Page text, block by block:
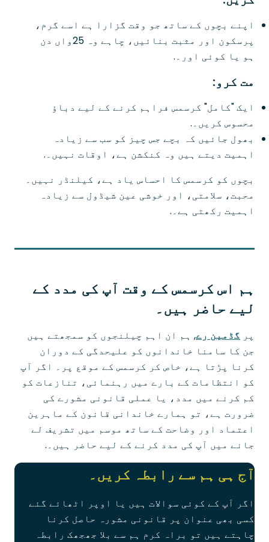
اپنے بچوں کے ساتھ جو وقت گزارا ہے اسے گرم،
پرسکون اور مثبت بنائیں، چاہے وہ 25واں دن
ہو یا کوئی اور۔.
مت کرو:
ایک "کامل" کرسمس فراہم کرنے کے لیے دباؤ
محسوس کریں۔.
بھول جائیں کہ بچے جس چیز کو سب سے زیادہ
اہمیت دیتے ہیں وہ کنکشن ہے، اوقات نہیں۔.
بچوں کو کرسمس کا احساس یاد ہے، کیلنڈر نہیں۔
محبت، سلامتی، اور خوشی عین شیڈول سے زیادہ
اہمیت رکھتی ہے۔.
ہم اس کرسمس کے وقت آپ کی مدد کے
لیے حاضر ہیں۔
پر گڈمین رے, ہم ان اہم چیلنجوں کو سمجھتے ہیں
جن کا سامنا خاندانوں کو علیحدگی کے دوران
کرنا پڑتا ہے، خاص کر کرسمس کے موقع پر۔ اگر آپ
کو انتظامات کے بارے میں رہنمائی، تنازعات کو
کم کرنے میں مدد، یا عملی قانونی مشورے کی
ضرورت ہے، تو ہمارے خاندانی قانون کے ماہرین
اعتماد اور وضاحت کے ساتھ موسم میں تشریف لے
جانے میں آپ کی مدد کرنے کے لیے حاضر ہیں۔.
آج ہی ہم سے رابطہ کریں۔
اگر آپ کے کوئی سوالات ہیں یا اوپر اٹھائے گئے
کسی بھی عنوان پر قانونی مشورہ حاصل کرنا
چاہتے ہیں تو براہ کرم ہم سے بلا جھجھک رابطہ